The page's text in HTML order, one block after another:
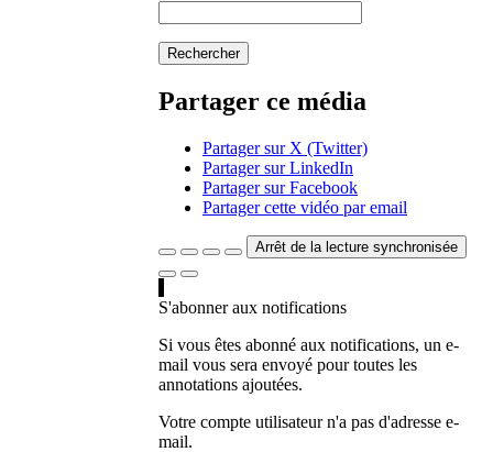
Rechercher
Partager ce média
Partager sur X (Twitter)
Partager sur LinkedIn
Partager sur Facebook
Partager cette vidéo par email
Arrêt de la lecture synchronisée
S'abonner aux notifications
Si vous êtes abonné aux notifications, un e-
mail vous sera envoyé pour toutes les
annotations ajoutées.
Votre compte utilisateur n'a pas d'adresse e-
mail.